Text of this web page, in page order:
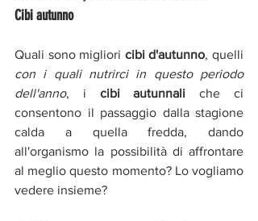
Cibi autunno
Quali sono migliori cibi d'autunno
con i quali nutrirci in questo periodo
dell'anno, i cibi autunnali che ci
consentono il passaggio dalla stagione
calda a quella fredda,
dando
all'organismo la possibilità di affrontare
al meglio questo momento? Lo vogliamo
vedere insieme?